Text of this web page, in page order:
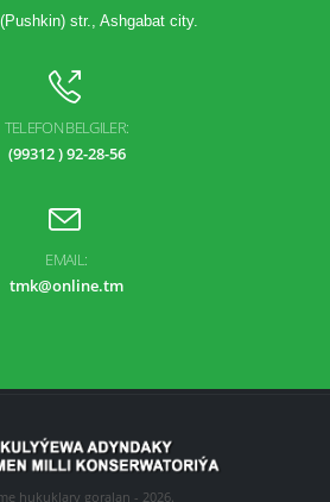
str., Ashgabat city.
TELEFON BELGILER:
(99312 ) 92-28-56
EMAIL:
tmk@online.tm
hukuklary goralan - 2026.